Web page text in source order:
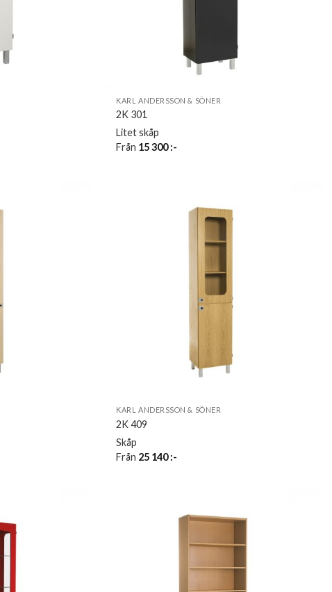
KARL ANDERSSON & SÖNER
2K 301
Litet skåp
Från 15 300:-
KARL ANDERSSON & SÖNER
2K 409
Skåp
Från 25 140:-